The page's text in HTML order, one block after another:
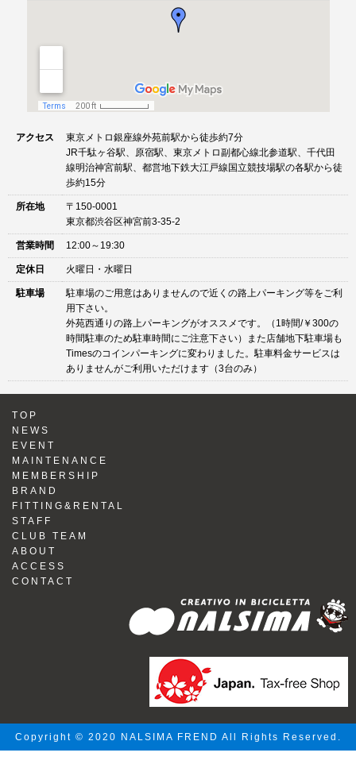
アクセス
東京メトロ銀座線外苑前駅から徒歩約7分
JR千駄ヶ谷駅、原宿駅、東京メトロ副都心線北参道駅、千代田
線明治神宮前駅、都営地下鉄大江戸線国立競技場駅の各駅から徒
歩約15分
所在地
〒150-0001
東京都渋谷区神宮前3-35-2
営業時間 12:00～19:30
定休日 火曜日・水曜日
駐車場
駐車場のご用意はありませんので近くの路上パーキング等をご利
用下さい。
外苑西通りの路上パーキングがオススメです。（1時間/￥300の
時間駐車のため駐車時間にご注意下さい）また店舗地下駐車場も
Timesのコインパーキングに変わりました。駐車料金サービスは
ありませんがご利用いただけます（3台のみ）
TOP
NEWS
EVENT
MAINTENANCE
MEMBERSHIP
BRAND
FITTING&RENTAL
STAFF
CLUB TEAM
ABOUT
ACCESS
CONTACT
Copyright © 2020 NALSIMA FREND All Rights Reserved.